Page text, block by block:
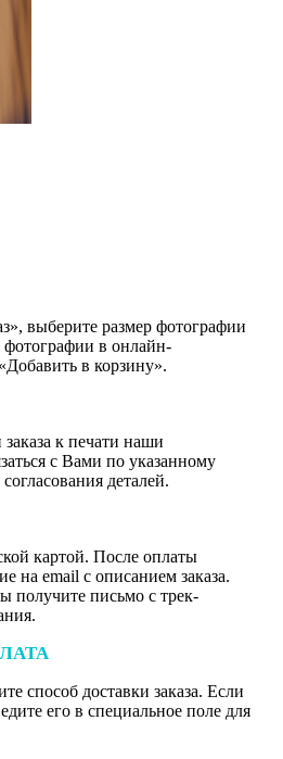
выберите размер фотографии
фотографии в онлайн-
в корзину».
к печати наши
с Вами по указанному
деталей.
картой. После оплаты
на email с описанием заказа.
получите письмо с трек-
способ доставки заказа. Если
его в специальное поле для